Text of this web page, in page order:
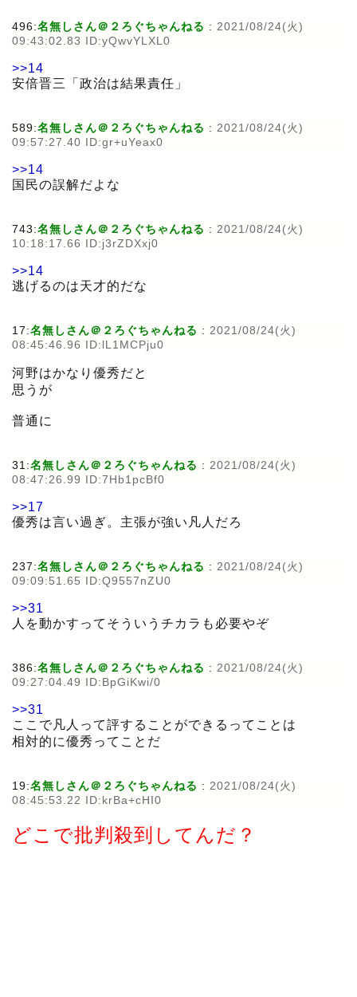
496:名無しさん＠２ろぐちゃんねる : 2021/08/24(火)
09:43:02.83 ID:yQwvYLXL0
>>14
安倍晋三「政治は結果責任」
589:名無しさん＠２ろぐちゃんねる : 2021/08/24(火)
09:57:27.40 ID:gr+uYeax0
>>14
国民の誤解だよな
743:名無しさん＠２ろぐちゃんねる : 2021/08/24(火)
10:18:17.66 ID:j3rZDXxj0
>>14
逃げるのは天才的だな
17:名無しさん＠２ろぐちゃんねる : 2021/08/24(火)
08:45:46.96 ID:lL1MCPju0
河野はかなり優秀だと
思うが
普通に
31:名無しさん＠２ろぐちゃんねる : 2021/08/24(火)
08:47:26.99 ID:7Hb1pcBf0
>>17
優秀は言い過ぎ。主張が強い凡人だろ
237:名無しさん＠２ろぐちゃんねる : 2021/08/24(火)
09:09:51.65 ID:Q9557nZU0
>>31
人を動かすってそういうチカラも必要やぞ
386:名無しさん＠２ろぐちゃんねる : 2021/08/24(火)
09:27:04.49 ID:BpGiKwi/0
>>31
ここで凡人って評することができるってことは
相対的に優秀ってことだ
19:名無しさん＠２ろぐちゃんねる : 2021/08/24(火)
08:45:53.22 ID:krBa+cHI0
どこで批判殺到してんだ？